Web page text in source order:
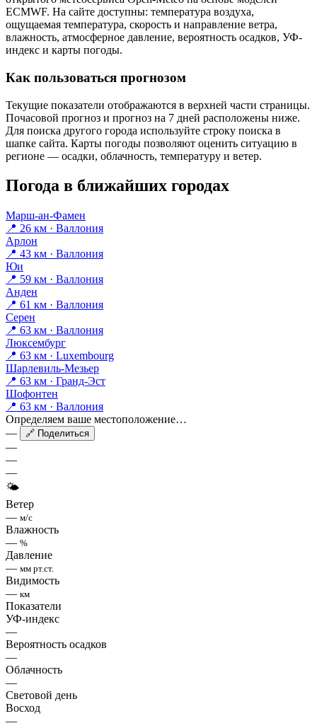
ECMWF. На сайте доступны: температура воздуха,
ощущаемая температура, скорость и направление ветра,
влажность, атмосферное давление, вероятность осадков, УФ-
индекс и карты погоды.
Как пользоваться прогнозом
Текущие показатели отображаются в верхней части страницы.
Почасовой прогноз и прогноз на 7 дней расположены ниже.
Для поиска другого города используйте строку поиска в
шапке сайта. Карты погоды позволяют оценить ситуацию в
регионе — осадки, облачность, температуру и ветер.
Погода в ближайших городах
Марш-ан-Фамен
📍 26 км · Валлония
Арлон
📍 43 км · Валлония
Юи
📍 59 км · Валлония
Анден
📍 61 км · Валлония
Серен
📍 63 км · Валлония
Люксембург
📍 63 км · Luxembourg
Шарлевиль-Мезьер
📍 63 км · Гранд-Эст
Шофонтен
📍 63 км · Валлония
Определяем ваше местоположение…
—
🔗 Поделиться
—
—
—
🌤
Ветер
— м/с
Влажность
— %
Давление
— мм рт.ст.
Видимость
— км
Показатели
УФ-индекс
—
Вероятность осадков
—
Облачность
—
Световой день
Восход
—